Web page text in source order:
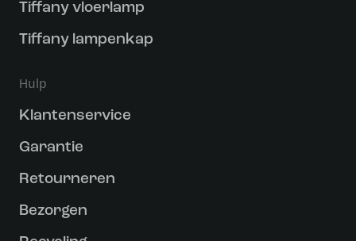
Tiffany vloerlamp
Tiffany lampenkap
Hulp
Klantenservice
Garantie
Retourneren
Bezorgen